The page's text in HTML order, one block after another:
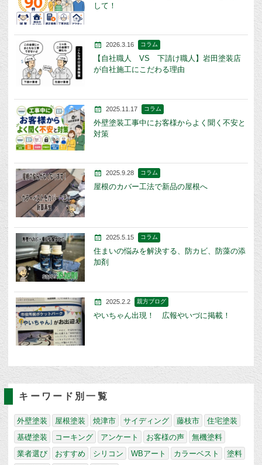
して！
2026.3.16 コラム
【自社職人 VS 下請け職人】岩田塗装店
が自社施工にこだわる理由
2025.11.17 コラム
外壁塗装工事中にお客様からよく聞く不安と
対策
2025.9.28 コラム
屋根のカバー工法で新品の屋根へ
2025.5.15 コラム
住まいの悩みを解決する、防カビ、防藻の添
加剤
2025.2.2 親方ブログ
やいちゃん出現！ 広報やいづに掲載！
キーワード別一覧
外壁塗装 屋根塗装 焼津市 サイディング 藤枝市
住宅塗装
基礎塗装
コーキング アンケート お客様の声
無機塗料
業者選び
おすすめ シリコン WBアート カラーベスト
塗料